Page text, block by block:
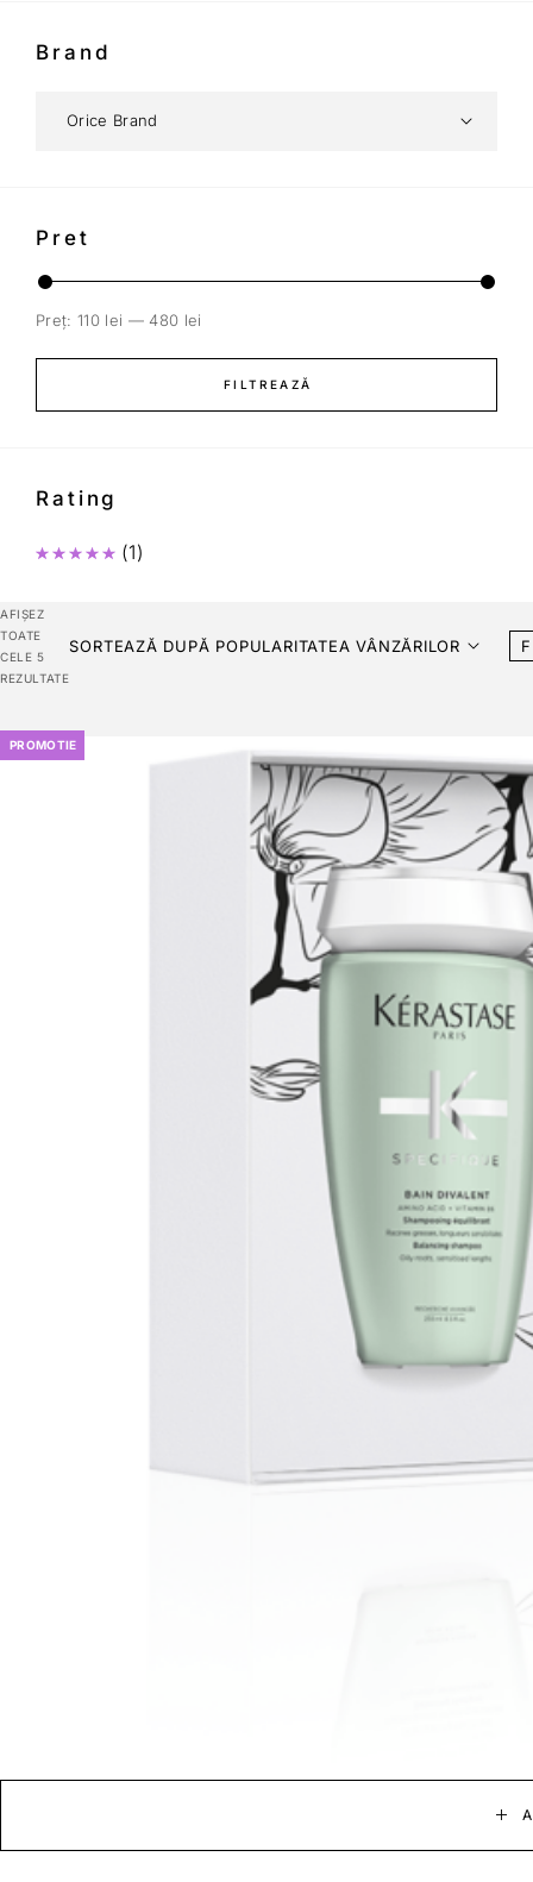
Brand
Pret
FILTREAZĂ
Preț: 110 lei —480 lei
Rating
Evaluat la
(1)
AFIȘEZ
TOATE
CELE 5
REZULTATE
SORTEAZĂ DUPĂ POPULARITATEA VÂNZĂRILOR
PROMOTIE